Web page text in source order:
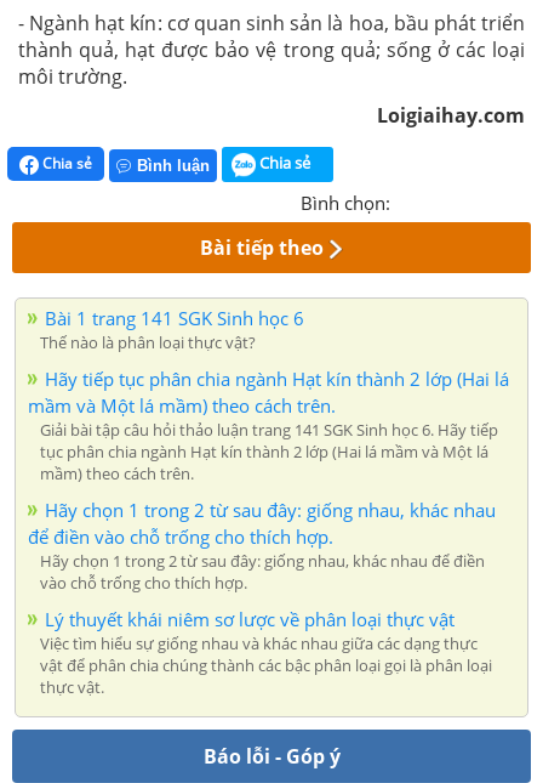
- Ngành hạt kín: cơ quan sinh sản là hoa, bầu phát triển
thành quả, hạt được bảo vệ trong quả; sống ở các loại
môi trường.
Loigiaihay.com
Chia sẻ Bình luận Chia sẻ
Bình chọn:
Bài tiếp theo
Bài 1 trang 141 SGK Sinh học 6
Thế nào là phân loại thực vật?
Hãy tiếp tục phân chia ngành Hạt kín thành 2 lớp (Hai lá
mầm và Một lá mầm) theo cách trên.
Giải bài tập câu hỏi thảo luận trang 141 SGK Sinh học 6. Hãy tiếp
tục phân chia ngành Hạt kín thành 2 lớp (Hai lá mầm và Một lá
mầm) theo cách trên.
Hãy chọn 1 trong 2 từ sau đây: giống nhau, khác nhau
để điền vào chỗ trống cho thích hợp.
Hãy chọn 1 trong 2 từ sau đây: giống nhau, khác nhau để điền
vào chỗ trống cho thích hợp.
Lý thuyết khái niêm sơ lược về phân loại thực vật
Việc tìm hiểu sự giống nhau và khác nhau giữa các dạng thực
vật để phân chia chúng thành các bậc phân loại gọi là phân loại
thực vật.
Báo lỗi - Góp ý